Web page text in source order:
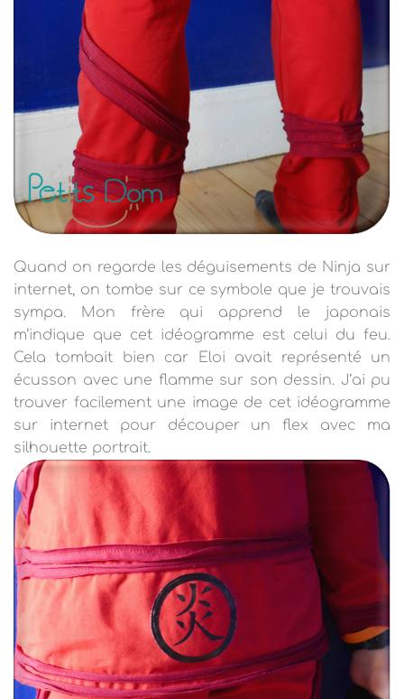
Quand on regarde les déguisements de Ninja sur
internet, on tombe sur ce symbole que je trouvais
sympa. Mon frère qui apprend le japonais
m’indique que cet idéogramme est celui du feu.
Cela tombait bien car Eloi avait représenté un
écusson avec une flamme sur son dessin. J’ai pu
trouver facilement une image de cet idéogramme
sur internet pour découper un flex avec ma
silhouette portrait.